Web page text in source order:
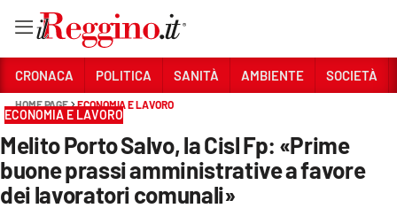
Sezioni
CRONACA
POLITICA
CRONACA POLITICA SANITÀ AMBIENTE SOCIETÀ
HOME PAGE ECONOMIA E LAVORO
ECONOMIA E LAVORO
Melito Porto Salvo, la Cisl Fp: «Prime
buone prassi amministrative a favore
dei lavoratori comunali»